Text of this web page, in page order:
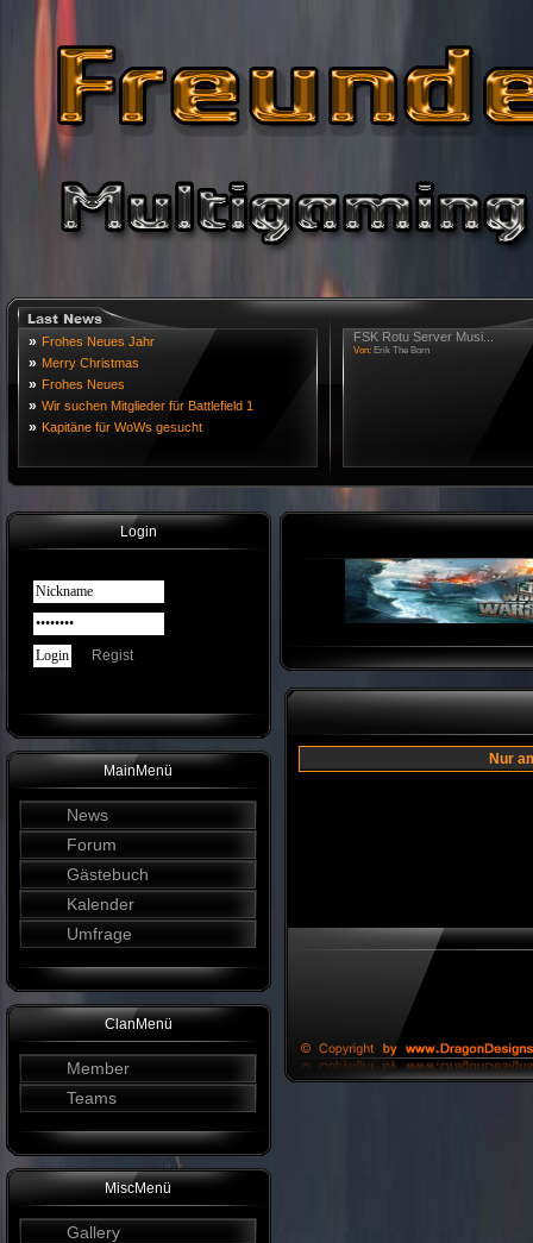
» Frohes Neues Jahr
» Merry Christmas
» Frohes Neues
» Wir suchen Mitglieder für Battlefield 1
» Kapitäne für WoWs gesucht
FSK Rotu Server Musi...
Von: Erik The Born
Login
Regist
MainMenü
News
Forum
Gästebuch
Kalender
Umfrage
ClanMenü
Member
Teams
MiscMenü
Gallery
Nur